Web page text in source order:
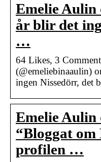
Emelie
år blir det
…
64 Likes, 3
(@emeliebinaaulin)
ingen Nissedörr, det
Emelie Aulin
“Bloggat
profilen …